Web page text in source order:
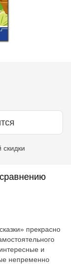
прекрасно
и
непременно